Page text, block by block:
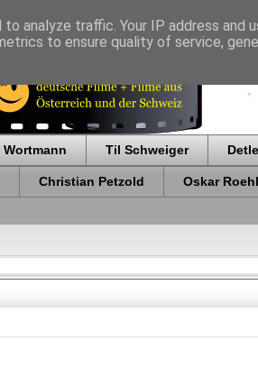
Wortmann Til Schweiger
Christian Petzold Oskar
analyze traffic. Your IP address and
to ensure quality of service,